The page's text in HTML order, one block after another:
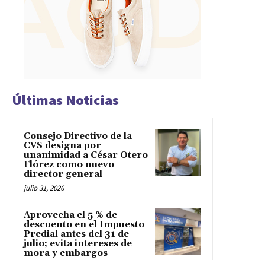
Últimas Noticias
Consejo Directivo de la
CVS designa por
unanimidad a César Otero
Flórez como nuevo
director general
julio 31, 2026
Aprovecha el 5 % de
descuento en el Impuesto
Predial antes del 31 de
julio; evita intereses de
mora y embargos